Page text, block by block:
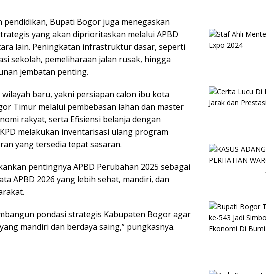
pendidikan, Bupati Bogor juga menegaskan
yang akan diprioritaskan melalui APBD
lain. Peningkatan infrastruktur dasar, seperti
sekolah, pemeliharaan jalan rusak, hingga
jembatan penting.
baru, yakni persiapan calon ibu kota
Timur melalui pembebasan lahan dan master
rakyat, serta Efisiensi belanja dengan
melakukan inventarisasi ulang program
yang tersedia tepat sasaran.
pentingnya APBD Perubahan 2025 sebagai
APBD 2026 yang lebih sehat, mandiri, dan
pondasi strategis Kabupaten Bogor agar
mandiri dan berdaya saing,” pungkasnya.